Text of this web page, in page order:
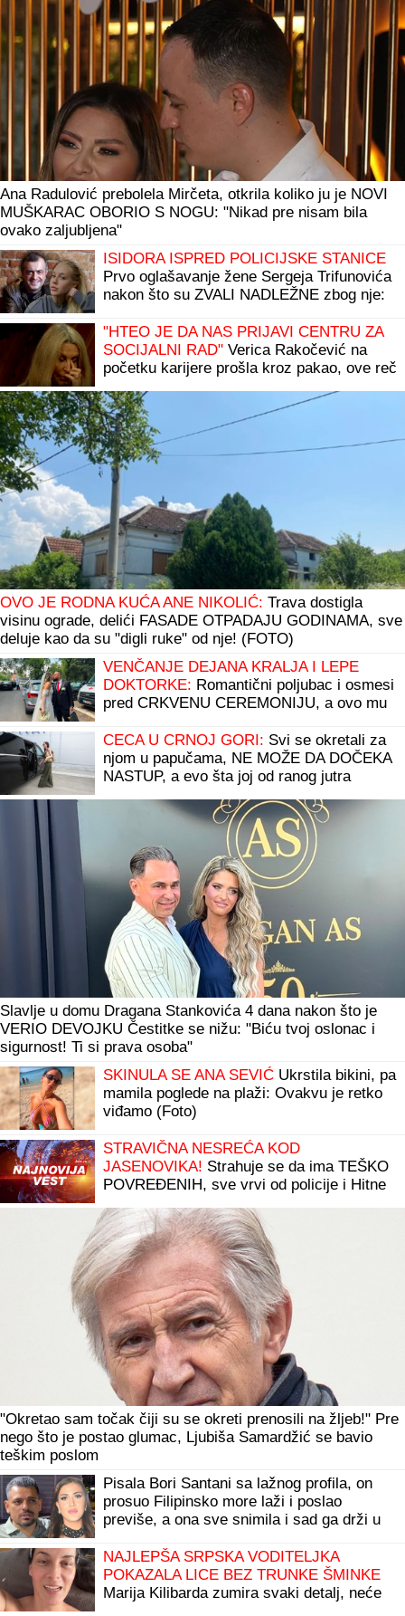
Ana Radulović prebolela Mirčeta, otkrila koliko ju je NOVI
MUŠKARAC OBORIO S NOGU: "Nikad pre nisam bila
ovako zaljubljena"
ISIDORA ISPRED POLICIJSKE STANICE
Prvo oglašavanje žene Sergeja Trifunovića
nakon što su ZVALI NADLEŽNE zbog nje:
"HTEO JE DA NAS PRIJAVI CENTRU ZA
SOCIJALNI RAD" Verica Rakočević na
početku karijere prošla kroz pakao, ove reč
vam decu"
OVO JE RODNA KUĆA ANE NIKOLIĆ: Trava dostigla
visinu ograde, delići FASADE OTPADAJU GODINAMA, sve
deluje kao da su "digli ruke" od nje! (FOTO)
VENČANJE DEJANA KRALJA I LEPE
DOKTORKE: Romantični poljubac i osmesi
pred CRKVENU CEREMONIJU, a ovo mu
CECA U CRNOJ GORI: Svi se okretali za
njom u papučama, NE MOŽE DA DOČEKA
NASTUP, a evo šta joj od ranog jutra
Slavlje u domu Dragana Stankovića 4 dana nakon što je
VERIO DEVOJKU Čestitke se nižu: "Biću tvoj oslonac i
sigurnost! Ti si prava osoba"
SKINULA SE ANA SEVIĆ Ukrstila bikini, pa
mamila poglede na plaži: Ovakvu je retko
viđamo (Foto)
STRAVIČNA NESREĆA KOD
JASENOVIKA! Strahuje se da ima TEŠKO
POVREĐENIH, sve vrvi od policije i Hitne
"Okretao sam točak čiji su se okreti prenosili na žljeb!" Pre
nego što je postao glumac, Ljubiša Samardžić se bavio
teškim poslom
Pisala Bori Santani sa lažnog profila, on
prosuo Filipinsko more laži i poslao
previše, a ona sve snimila i sad ga drži u
NAJLEPŠA SRPSKA VODITELJKA
POKAZALA LICE BEZ TRUNKE ŠMINKE
Marija Kilibarda zumira svaki detalj, neće